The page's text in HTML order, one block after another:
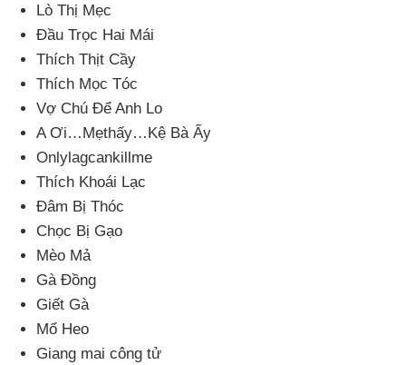
Lò Thị Mẹc
Đầu Trọc Hai Mái
Thích Thịt Cầy
Thích Mọc Tóc
Vợ Chú Để Anh Lo
A Ơi…Mẹthấy…Kệ Bà Ấy
Onlylagcankillme
Thích Khoái Lạc
Đâm Bị Thóc
Chọc Bị Gạo
Mèo Mả
Gà Đồng
Giết Gà
Mổ Heo
Giang mai công tử